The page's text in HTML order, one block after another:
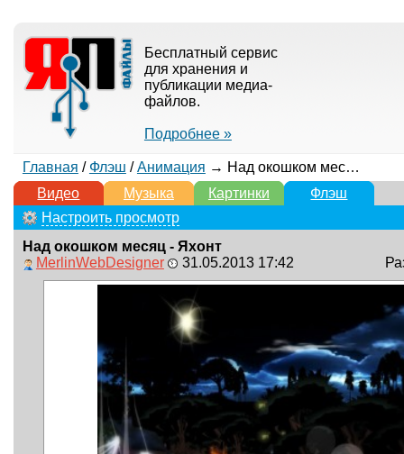
Бесплатный сервис
для хранения и
публикации медиа-
файлов.
Подробнее »
Главная / Флэш /Анимация → Над окошком месяц - Яхонт
Видео
Музыка Картинки
Флэш
Настроить просмотр
Над окошком месяц - Яхонт
MerlinWebDesigner
31.05.2013 17:42